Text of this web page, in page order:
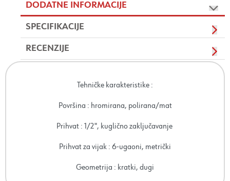
DODATNE INFORMACIJE
SPECIFIKACIJE
RECENZIJE
Tehničke karakteristike :
Površina : hromirana, polirana/mat
Prihvat : 1/2", kuglično zaključavanje
Prihvat za vijak : 6-ugaoni, metrički
Geometrija : kratki, dugi